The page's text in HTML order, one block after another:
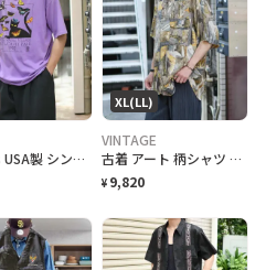
古着 92's USA製 シングルステッチ クラフトフェア 記念Tシャツ ネコ
XL(LL)
VINTAGE
古着 アート 柄シャツ 総柄シャツ レーヨンシャツ 半袖シャツ デザインシャツ
¥ 9,820